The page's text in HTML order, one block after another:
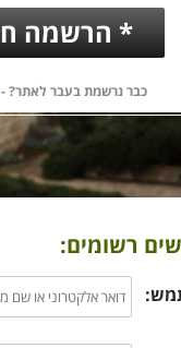
* הרשמה
כבר נרשמת בעבר לאתר? -
רשומים: